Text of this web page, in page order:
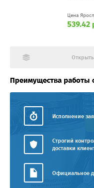
Цена
539.42
Преимущества работы
Исполнение
Строгий
доставки
Официальное